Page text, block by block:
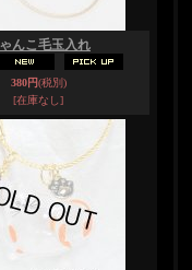
んこ毛玉入れ
380円(税別)
[在庫なし]